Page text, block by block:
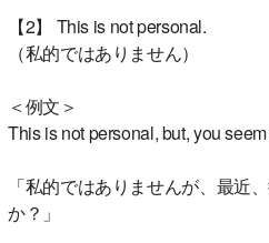
【2】 This is not personal.
（私的ではありません）
＜例文＞
This is not personal, but, you
「私的ではありませんが、最近
か？」